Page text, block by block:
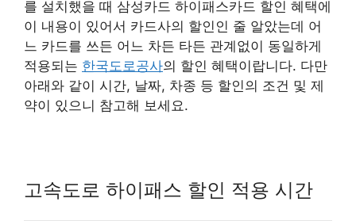
를 설치했을 때 삼성카드 하이패스카드 할인 혜택에
이 내용이 있어서 카드사의 할인인 줄 알았는데 어
느 카드를 쓰든 어느 차든 타든 관계없이 동일하게
적용되는 한국도로공사의 할인 혜택이랍니다. 다만
아래와 같이 시간, 날짜, 차종 등 할인의 조건 및 제
약이 있으니 참고해 보세요.
고속도로 하이패스 할인 적용 시간